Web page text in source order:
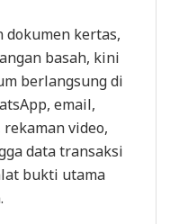
dokumen kertas,
basah, kini
berlangsung di
email,
video,
data transaksi
bukti utama